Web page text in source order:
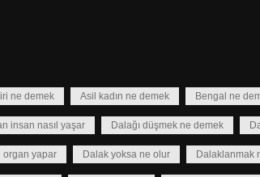
ne demek Asil kadın ne demek Bengal ne
insan nasıl yaşar Dalağı düşmek ne demek
organ yapar Dalak yoksa ne olur Dalaklanmak